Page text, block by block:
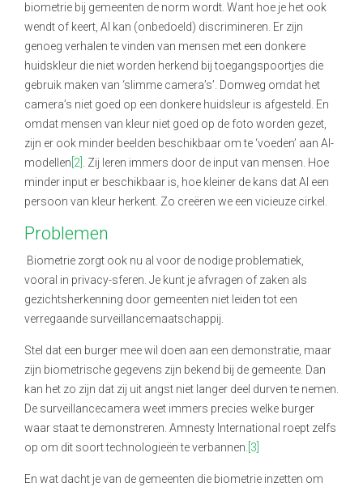
biometrie bij gemeenten de norm wordt. Want hoe je het ook
wendt of keert, AI kan (onbedoeld) discrimineren. Er zijn
genoeg verhalen te vinden van mensen met een donkere
huidskleur die niet worden herkend bij toegangspoortjes die
gebruik maken van ‘slimme camera’s’. Domweg omdat het
camera’s niet goed op een donkere huidsleur is afgesteld. En
omdat mensen van kleur niet goed op de foto worden gezet,
zijn er ook minder beelden beschikbaar om te ‘voeden’ aan AI-
modellen [2] . Zij leren immers door de input van mensen. Hoe
minder input er beschikbaar is, hoe kleiner de kans dat AI een
persoon van kleur herkent. Zo creëren we een vicieuze cirkel.
Problemen
Biometrie zorgt ook nu al voor de nodige problematiek,
vooral in privacy-sferen. Je kunt je afvragen of zaken als
gezichtsherkenning door gemeenten niet leiden tot een
verregaande surveillancemaatschappij.
Stel dat een burger mee wil doen aan een demonstratie, maar
zijn biometrische gegevens zijn bekend bij de gemeente. Dan
kan het zo zijn dat zij uit angst niet langer deel durven te nemen.
De surveillancecamera weet immers precies welke burger
waar staat te demonstreren. Amnesty International roept zelfs
op om dit soort technologieën te verbannen. [3]
En wat dacht je van de gemeenten die biometrie inzetten om